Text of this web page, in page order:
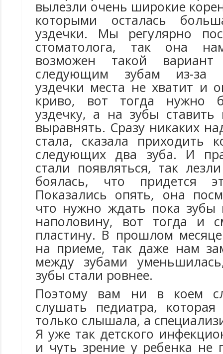
вылезли очень широкие
которыми осталась
уздечки. Мы регулярно
стоматолога, так она
возможен такой
следующим зубам из-за
уздечки места не хватит и
криво, вот тогда нужно
уздечку, а на зубы ставить
выравнять. Сразу никаких
стала, сказала приходить
следующих два зуба. И
стали появляться, так
боялась, что придется
Показались опять, она
что нужно ждать пока зубы
наполовину, вот тогда и
пластину. В прошлом
на приеме, так даже нам
между зубами
зубы стали ровнее.
Поэтому вам ни в коем
слушать педиатра,
только слышала, а
Я уже так детского
и чуть зрение у ребенка не